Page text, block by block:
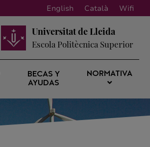
English Català Wifi
Universitat de Lleida
Escola Politècnica Superior
BECAS Y
AYUDAS
NORMATIVA